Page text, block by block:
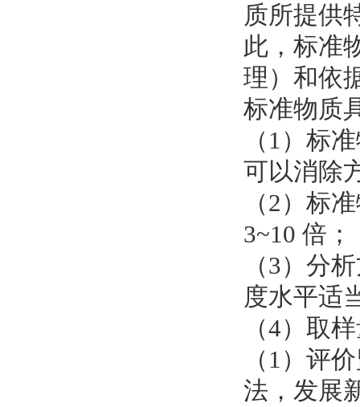
质所提供
此，标准
理）和依
标准物质
（1）标
可以消除
（2）标
3~10 倍；
（3）分
度水平适
（4）取
（1）评
法，发展